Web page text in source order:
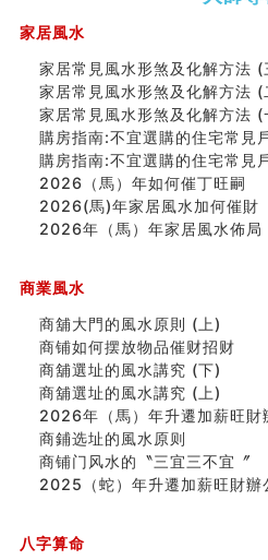
精选1500个五行属金的字
玄空本义(九)
八字十神与坐基关系详解
精选1000个五行属土的字
人的面相看财运
玄空本义(八)
六爻算卦：测腹中胎儿是男是女
中國改革開放總設計師鄧小平
测字（实例解释）
精选1000个五行属火的字
刘燮鈞讲人相 手纹与命运(二)
极其旺夫的女人面相
家居常見風水形煞及化解方法 (
居家風水懶人包！房子煞氣怎
這樣風水的房子別�
南半球的八字如何推排
玄空本义(六)
额相与命运
风水先生林琅仙的传说
姓名陰陽配置的凶吉
家居風水
家居常見風水形煞及化解方法 (
家居常見風水形煞及化解方法 (
家居常見風水形煞及化解方法 (
購房指南:不宜選購的住宅常見
購房指南:不宜選購的住宅常見
2026（馬）年如何催丁旺嗣
2026(馬)年家居風水加何催財
2026年（馬）年家居風水佈局
商業風水
商舖大門的風水原則 (上)
商铺如何摆放物品催财招财
商舖選址的風水講究 (下)
商舖選址的風水講究 (上)
2026年（馬）年升遷加薪旺財
商鋪选址的風水原则
商铺门风水的〝三宜三不宜〞
2025（蛇）年升遷加薪旺財辦
八字算命